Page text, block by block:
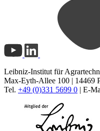
Leibniz-Institut für
Max-Eyth-Allee 100 | 14469
Tel. +49 (0)331 5699 0 | E-